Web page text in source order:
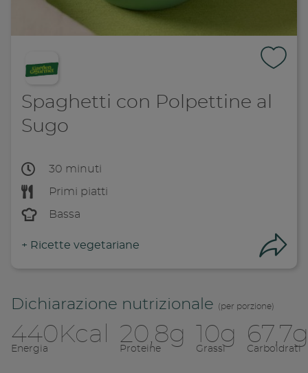
Spaghetti con Polpettine al
Sugo
30 minuti
Primi piatti
Bassa
+ Ricette vegetariane
Dichiarazione nutrizionale (per porzione)
440Kcal
Energia
20,8g
Proteine
10g
Grassi
67,7g
Carboidrati